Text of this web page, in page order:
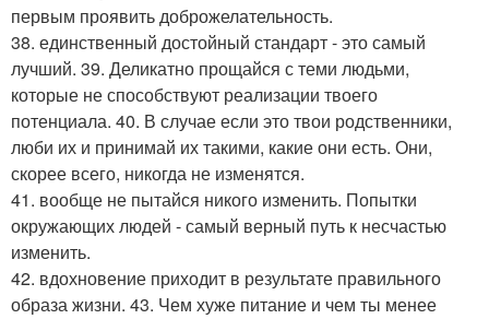
первым проявить доброжелательность.
38. единственный достойный стандарт - это самый
лучший. 39. Деликатно прощайся с теми людьми,
которые не способствуют реализации твоего
потенциала. 40. В случае если это твои родственники,
люби их и принимай их такими, какие они есть. Они,
скорее всего, никогда не изменятся.
41. вообще не пытайся никого изменить. Попытки
окружающих людей - самый верный путь к несчастью
изменить.
42. вдохновение приходит в результате правильного
образа жизни. 43. Чем хуже питание и чем ты менее